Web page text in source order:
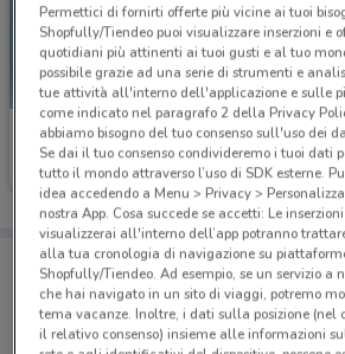
Fervi
Scade il 31/12 2.6 km Scade il
Porta DoveConviene sempre
Puoi trovare le migliori offerte
salvarle e creare la tua lista del
dal tuo cellulare.
Permettici di fornirti offerte più vicine ai tuoi
Shopfully/Tiendeo puoi visualizzare inserzioni e
quotidiani più attinenti ai tuoi gusti e al tuo
possibile grazie ad una serie di strumenti e
tue attività all'interno dell'applicazione e sulle
come indicato nel paragrafo 2 della Privacy
abbiamo bisogno del tuo consenso sull'uso dei
Se dai il tuo consenso condivideremo i tuoi dati
tutto il mondo attraverso l’uso di SDK esterne.
idea accedendo a Menu > Privacy >
nostra App. Cosa succede se accetti: Le
visualizzerai all'interno dell’app potranno
alla tua cronologia di navigazione su
Shopfully/Tiendeo. Ad esempio, se un servizio a
che hai navigato in un sito di viaggi, potremo
tema vacanze. Inoltre, i dati sulla posizione (nel
il relativo consenso) insieme alle informazioni